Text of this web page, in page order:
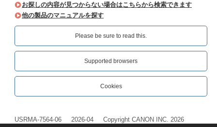
お探しの内容が見つからない場合はこちらから検索できます
他の製品のマニュアルを探す
Please be sure to read this.‎
Supported browsers
Cookies
USRMA-7564-06 2026-04 Copyright CANON INC. 2026